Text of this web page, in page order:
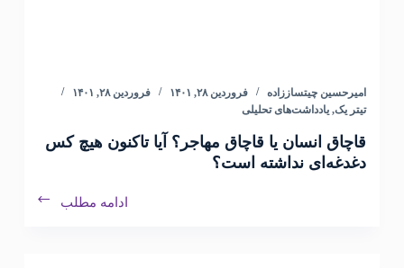
امیرحسین چیتساززاده فروردین ۲۸, ۱۴۰۱
فروردین ۲۸, ۱۴۰۱
تیتر یک, یادداشت‌های تحلیلی
قاچاق انسان یا قاچاق مهاجر؟ آیا تاکنون هیچ کس
دغدغه‌ای نداشته است؟
ادامه مطلب